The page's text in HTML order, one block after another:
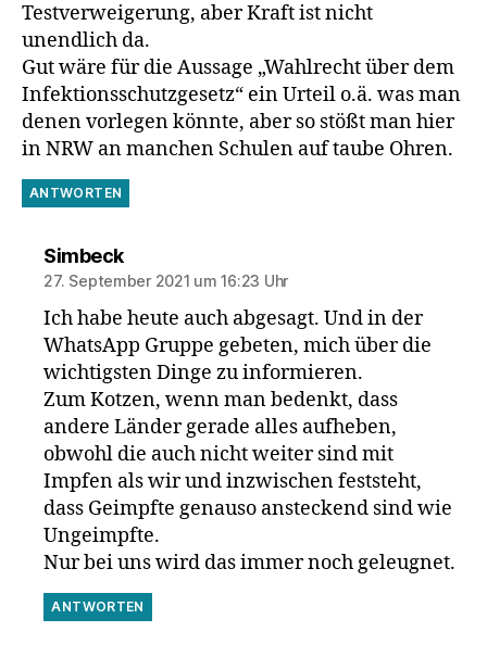
Testverweigerung, aber Kraft ist nicht
unendlich da.
Gut wäre für die Aussage „Wahlrecht über dem
Infektionsschutzgesetz“ ein Urteil o.ä. was man
denen vorlegen könnte, aber so stößt man hier
in NRW an manchen Schulen auf taube Ohren.
ANTWORTEN
Simbecksagt:
27. September 2021 um 16:23 Uhr
Ich habe heute auch abgesagt. Und in der
WhatsApp Gruppe gebeten, mich über die
wichtigsten Dinge zu informieren.
Zum Kotzen, wenn man bedenkt, dass
andere Länder gerade alles aufheben,
obwohl die auch nicht weiter sind mit
Impfen als wir und inzwischen feststeht,
dass Geimpfte genauso ansteckend sind wie
Ungeimpfte.
Nur bei uns wird das immer noch geleugnet.
ANTWORTEN